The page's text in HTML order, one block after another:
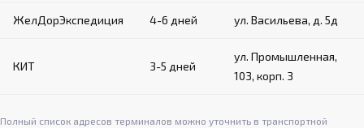
ЖелДорЭкспедиция 4-6 дней ул. Васильева, д. 5д
КИТ 3-5 дней
ул. Промышленная,
103, корп. 3
Полный список адресов терминалов можно уточнить в транспортной